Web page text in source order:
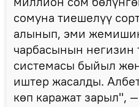
сомуна тиешелүү
алынып, эми
чарбасынын негизин
системасы быйыл
иштер жасалды.
көп каражат зарыл",